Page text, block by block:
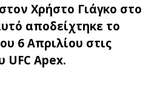
Χρήστο Γιάγκο στο
αποδείχτηκε το
6 Απριλίου στις
UFC Apex.